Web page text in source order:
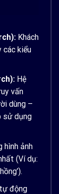
Khách
các kiểu
Hệ
vấn
dùng –
sử dụng
hình ảnh
(Ví dụ:
động